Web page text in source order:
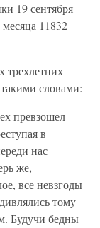
19 сентября
11832
трехлетних
словами:
превзошел
в
нас
же,
все невзгоды
тому
Будучи бедны